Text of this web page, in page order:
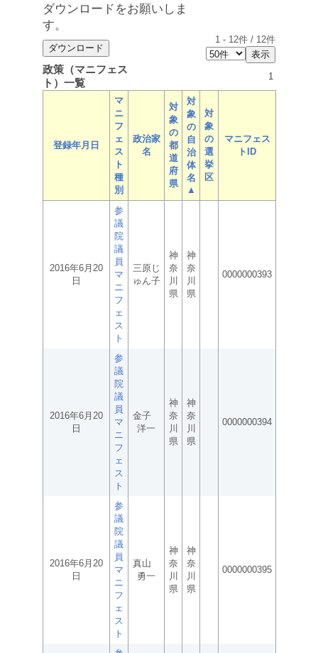
ダウンロードをお願いしま
す。
1 - 12件 / 12件
政策（マニフェス
ト）一覧
1
登録年月日
マ
ニ
フ
ェ
ス
ト
種
別
政治家
名
対
象
の
都
道
府
県
対
象
の
自
治
体
名
▲
対
象
の
選
挙
区
マニフェス
トID
2016年6月20
日
参
議
院
議
員
マ
ニ
フ
ェ
ス
ト
三原じ
ゅん子
神
奈
川
県
神
奈
川
県
0000000393
2016年6月20
日
参
議
院
議
員
マ
ニ
フ
ェ
ス
ト
金子
洋一
神
奈
川
県
神
奈
川
県
0000000394
2016年6月20
日
参
議
院
議
員
マ
ニ
フ
ェ
ス
ト
真山
勇一
神
奈
川
県
神
奈
川
県
0000000395